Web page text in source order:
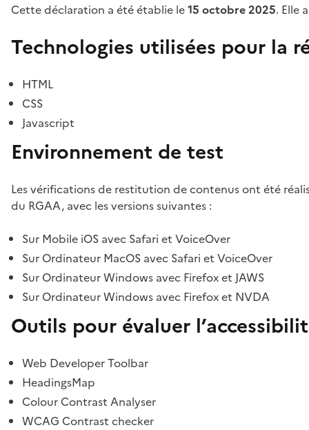
Cette déclaration a été établie le15 octobre 2025. Elle
Technologies utilisées pour la
HTML
CSS
Javascript
Environnement de test
Les vérifications de restitution de contenus ont été
du RGAA, avec les versions suivantes :
Sur Mobile iOS avec Safari et VoiceOver
Sur Ordinateur MacOS avec Safari et VoiceOver
Sur Ordinateur Windows avec Firefox et JAWS
Sur Ordinateur Windows avec Firefox et NVDA
Outils pour évaluer
Web Developer Toolbar
HeadingsMap
Colour Contrast Analyser
WCAG Contrast checker